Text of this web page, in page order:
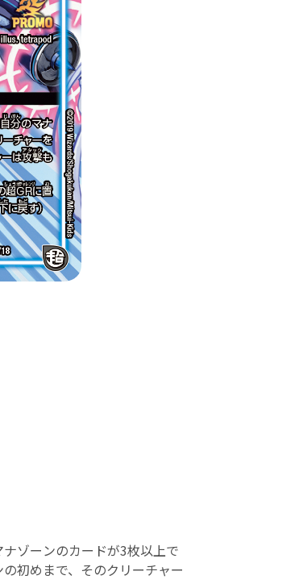
ゾーンのカードが3枚以上で
初めまで、そのクリーチャー